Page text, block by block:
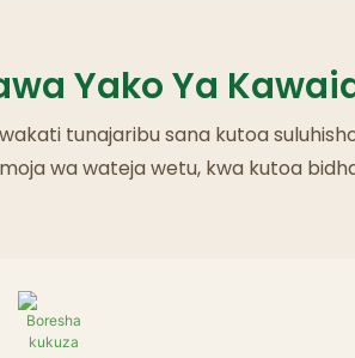
Yako Ya
tunajaribu sana kutoa
wa wateja wetu, kwa kutoa